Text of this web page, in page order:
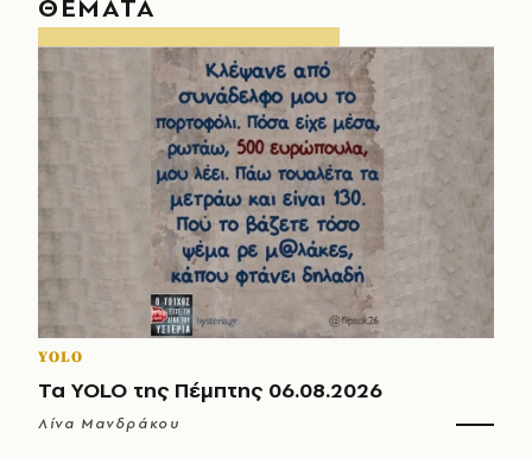
ΘΕΜΑΤΑ
YOLO
Τα YOLO της Πέμπτης 06.08.2026
Λίνα Μανδράκου